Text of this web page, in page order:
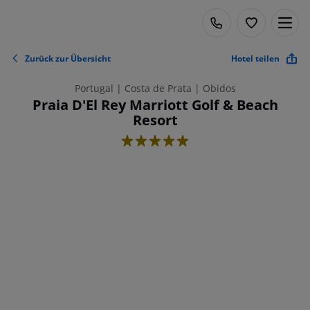
Zurück zur Übersicht Hotel teilen
Portugal | Costa de Prata | Obidos
Praia D'El Rey Marriott Golf & Beach
Resort
5